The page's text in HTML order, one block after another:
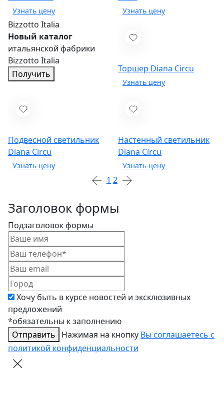
Bizzotto Italia
Новый каталог
итальянской фабрики
Bizzotto Italia
Получить
Торшер Diana Circu
Подвесной светильник
Diana Circu
Настенный светильник
Diana Circu
1 2
Заголовок формы
Подзаголовок формы
Хочу быть в курсе новостей и эксклюзивных
предложений
*обязательны к заполнению
Отправить
Нажимая на кнопку Вы соглашаетесь с
политикой конфиденциальности